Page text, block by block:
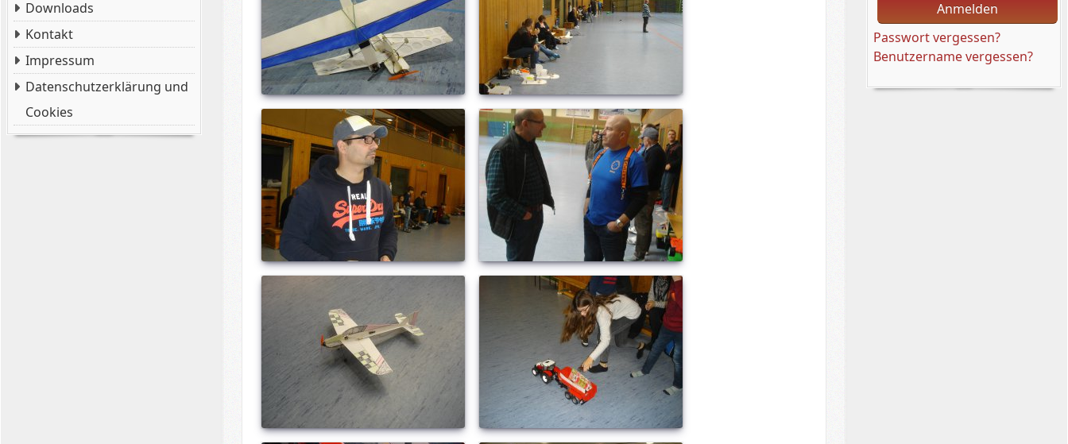
Downloads
Kontakt
Impressum
Datenschutzerklärung und
Cookies
Anmelden
Passwort vergessen?
Benutzername vergessen?